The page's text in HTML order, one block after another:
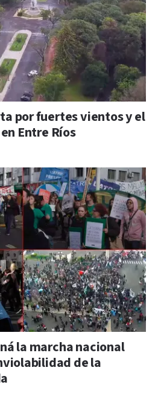
por fuertes vientos y el
Entre Ríos
la marcha nacional
de la